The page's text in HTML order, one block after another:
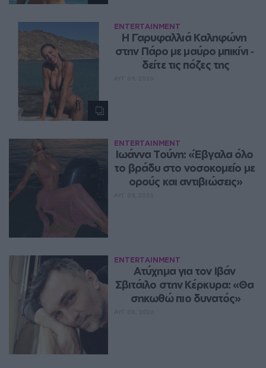
ENTERTAINMENT
Η Γαρυφαλλιά Καληφώνη
στην Πάρο με μαύρο μπικίνι ‑
δείτε τις πόζες της
ENTERTAINMENT
Ιωάννα Τούνη: «Έβγαλα όλο
το βράδυ στο νοσοκομείο με
ορούς και αντιβιώσεις»
ENTERTAINMENT
Ατύχημα για τον Ιβάν
Σβιτάιλο στην Κέρκυρα: «Θα
σηκωθώ πιο δυνατός»